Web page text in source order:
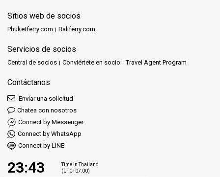
Sitios web de socios
Phuketferry.com Baliferry.com
Servicios de socios
Central de socios Conviértete en socio Travel Agent Program
Contáctanos
Enviar una solicitud
Chatea con nosotros
Connect by Messenger
Connect by WhatsApp
Connect by LINE
23:43
Time in Thailand
(UTC+07:00)